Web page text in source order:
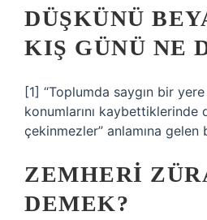
DÜŞKÜNÜ
KIŞ GÜNÜ NE
[1] “Toplumda saygın bir
konumlarını kaybettiklerinde
çekinmezler” anlamına gelen
ZEMHERI
DEMEK?